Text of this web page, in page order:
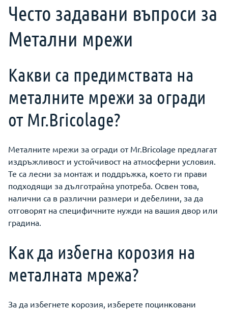
Често задавани въпроси за
Метални мрежи
Какви са предимствата на
металните мрежи за огради
от Mr.Bricolage?
Металните мрежи за огради от Mr.Bricolage предлагат
издръжливост и устойчивост на атмосферни условия.
Те са лесни за монтаж и поддръжка, което ги прави
подходящи за дълготрайна употреба. Освен това,
налични са в различни размери и дебелини, за да
отговорят на специфичните нужди на вашия двор или
градина.
Как да избегна корозия на
металната мрежа?
За да избегнете корозия, изберете поцинковани